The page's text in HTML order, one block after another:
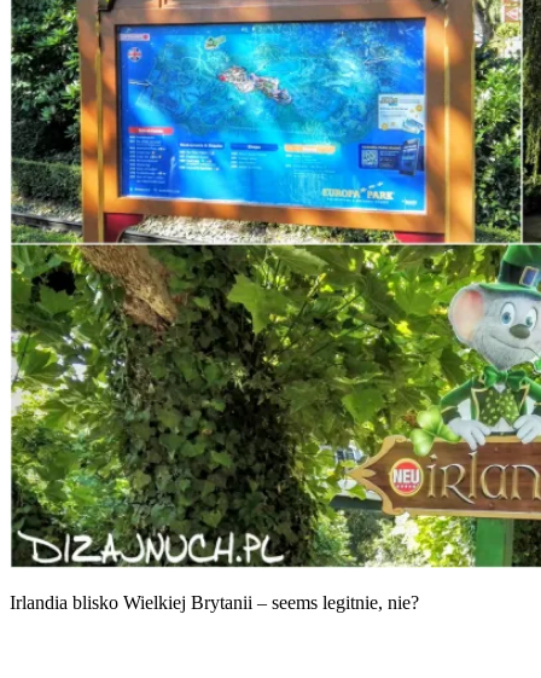
Irlan­dia bli­sko Wiel­kiej Bry­ta­nii – seems legit­nie, nie?